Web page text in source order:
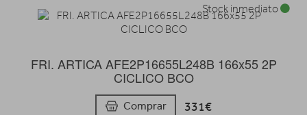
FRI. ARTICA AFE2P16655L248B 166x55 2P
CICLICO BCO
Comprar 331€
Stock inmediato